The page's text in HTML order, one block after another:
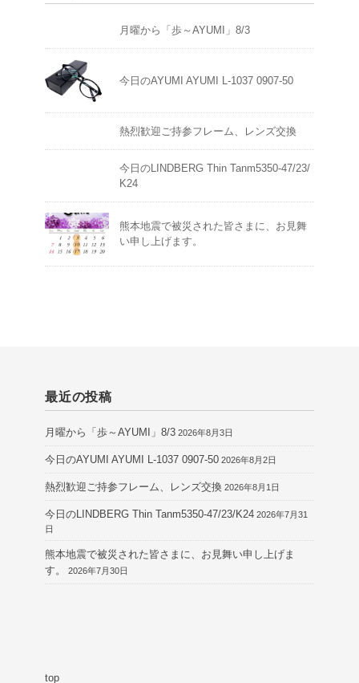
月曜から「歩～AYUMI」8/3
今日のAYUMI AYUMI L-1037 0907-50
熱烈歓迎ご持参フレーム、レンズ交換
今日のLINDBERG Thin Tanm5350-47/23/
K24
熊本地震で被災された皆さまに、お見舞
い申し上げます。
最近の投稿
月曜から「歩～AYUMI」8/3 2026年8月3日
今日のAYUMI AYUMI L-1037 0907-50 2026年8月2日
熱烈歓迎ご持参フレーム、レンズ交換 2026年8月1日
今日のLINDBERG Thin Tanm5350-47/23/K24 2026年7月31
日
熊本地震で被災された皆さまに、お見舞い申し上げま
す。
2026年7月30日
top